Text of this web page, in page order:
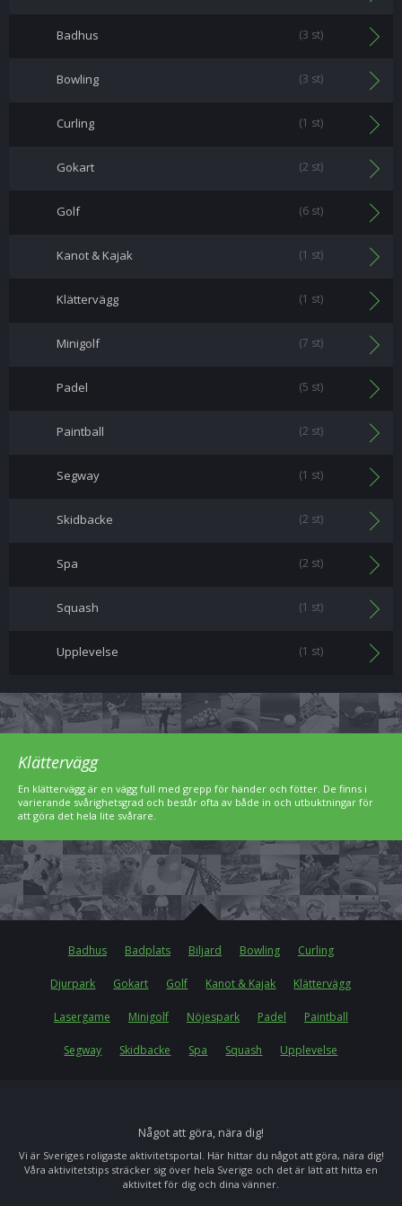
Badhus (3 st)
Bowling (3 st)
Curling (1 st)
Gokart (2 st)
Golf (6 st)
Kanot & Kajak (1 st)
Klättervägg (1 st)
Minigolf (7 st)
Padel (5 st)
Paintball (2 st)
Segway (1 st)
Skidbacke (2 st)
Spa (2 st)
Squash (1 st)
Upplevelse (1 st)
Klättervägg
En klättervägg är en vägg full med grepp för händer och fötter. De finns i
varierande svårighetsgrad och består ofta av både in och utbuktningar för
att göra det hela lite svårare.
Badhus Badplats Biljard Bowling Curling
Djurpark Gokart Golf Kanot & Kajak Klättervägg
Lasergame Minigolf Nöjespark Padel Paintball
Segway Skidbacke Spa Squash Upplevelse
Något att göra, nära dig!
Vi är Sveriges roligaste aktivitetsportal. Här hittar du något att göra, nära dig!
Våra aktivitetstips sträcker sig över hela Sverige och det är lätt att hitta en
aktivitet för dig och dina vänner.